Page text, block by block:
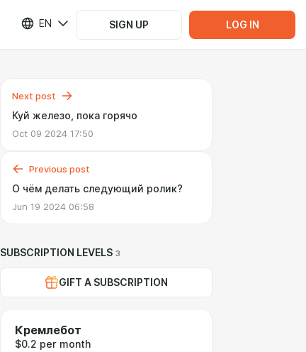
EN SIGN UP LOG IN
Next post
Куй железо, пока горячо
Oct 09 2024 17:50
Previous post
О чём делать следующий ролик?
Jun 19 2024 06:58
SUBSCRIPTION LEVELS 3
GIFT A SUBSCRIPTION
Кремлебот
$0.2 per month